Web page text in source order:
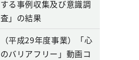
する事例収集及び意識調
査」の結果
（平成29年度事業）「心
のバリアフリー」動画コ